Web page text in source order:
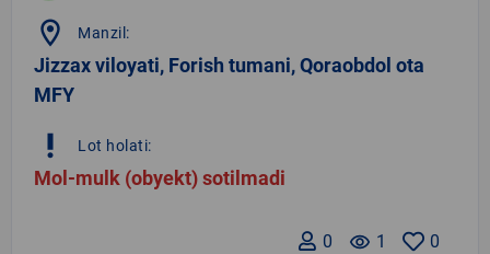
location_on Manzil:
Jizzax viloyati, Forish tumani, Qoraobdol ota
MFY
priority_high Lot holati:
Mol-mulk (obyekt) sotilmadi
0
remove_red_eye 1
0